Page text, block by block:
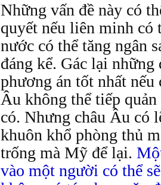
Những vấn đề này có
quyết nếu liên minh
nước có thể tăng ngân
đáng kể. Gác lại
phương án tốt nhất nếu
Âu không thể tiếp
có. Nhưng châu Âu có
khuôn khổ phòng thủ
trống mà Mỹ để lại.
vào một người có thể